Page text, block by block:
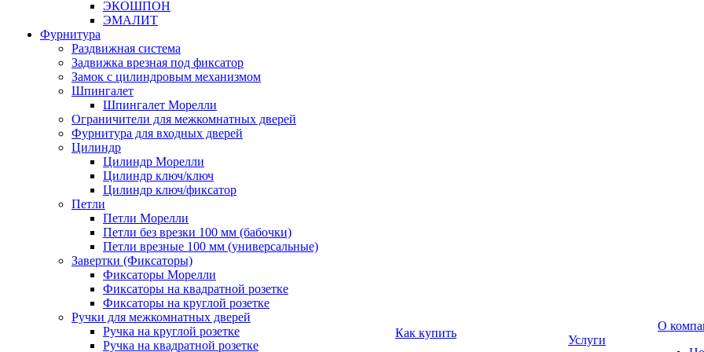
ЭКОШПОН
ЭМАЛИТ
Фурнитура
Раздвижная система
Задвижка врезная под фиксатор
Замок с цилиндровым механизмом
Шпингалет
Шпингалет Морелли
Ограничители для межкомнатных дверей
Фурнитура для входных дверей
Цилиндр
Цилиндр Морелли
Цилиндр ключ/ключ
Цилиндр ключ/фиксатор
Петли
Петли Морелли
Петли без врезки 100 мм (бабочки)
Петли врезные 100 мм (универсальные)
Завертки (Фиксаторы)
Фиксаторы Морелли
Фиксаторы на квадратной розетке
Фиксаторы на круглой розетке
Ручки для межкомнатных дверей
Ручка на круглой розетке
Ручка на квадратной розетке
Как купить
Услуги
О